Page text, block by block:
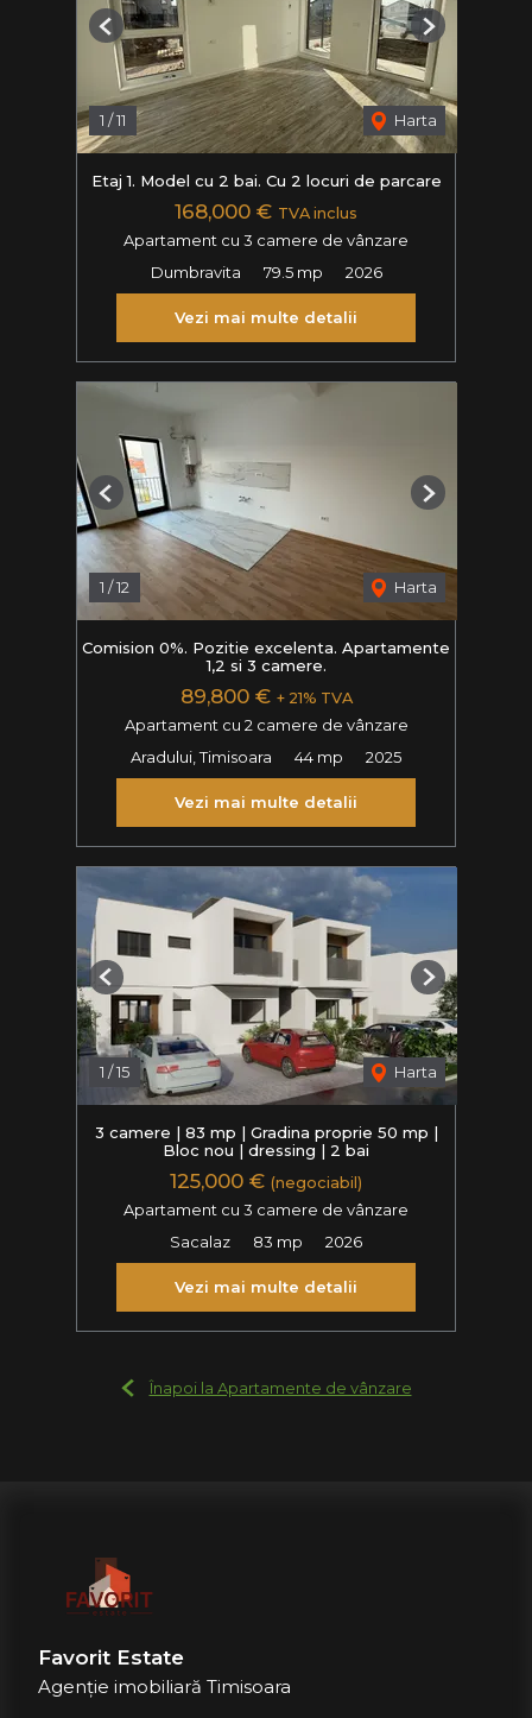
1 /11 Harta
Previous Next
Etaj 1. Model cu 2 bai. Cu 2 locuri de parcare
168,000 € TVA inclus
Apartament cu 3 camere de vânzare
Dumbravita
79.5 mp 2026
Vezi mai multe detalii
1 /12 Harta
Previous Next
Comision 0%. Pozitie excelenta. Apartamente
1,2 si 3 camere.
89,800 € + 21% TVA
Apartament cu 2 camere de vânzare
Aradului, Timisoara
44 mp 2025
Vezi mai multe detalii
1 /15 Harta
Previous Next
3 camere | 83 mp | Gradina proprie 50 mp |
Bloc nou | dressing | 2 bai
125,000 € (negociabil)
Apartament cu 3 camere de vânzare
Sacalaz
83 mp 2026
Vezi mai multe detalii
Înapoi la Apartamente de vânzare
Favorit Estate
Agenție imobiliară Timisoara